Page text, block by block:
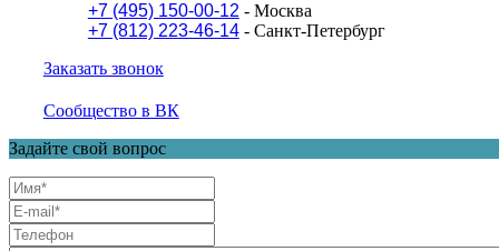
+7 (495) 150-00-12 - Москва
+7 (812) 223-46-14- Санкт-Петербург
Заказать звонок
Сообщество в ВК
Задайте свой вопрос